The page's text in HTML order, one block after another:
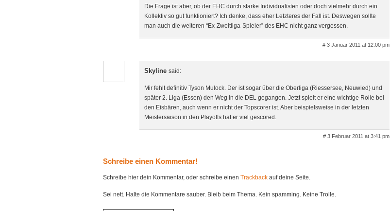
Die Frage ist aber, ob der EHC durch starke Individualisten oder doch vielmehr durch ein
Kollektiv so gut funktioniert? Ich denke, dass eher Letzteres der Fall ist. Deswegen sollte
man auch die weiteren “Ex-Zweitliga-Spieler” des EHC nicht ganz vergessen.
# 3 Januar 2011 at 12:00 pm
Skyline said:
Mir fehlt definitiv Tyson Mulock. Der ist sogar über die Oberliga (Riessersee, Neuwied) und
später 2. Liga (Essen) den Weg in die DEL gegangen. Jetzt spielt er eine wichtige Rolle bei
den Eisbären, auch wenn er nicht der Topscorer ist. Aber beispielsweise in der letzten
Meistersaison in den Playoffs hat er viel gescored.
# 3 Februar 2011 at 3:41 pm
Schreibe einen Kommentar!
Schreibe hier dein Kommentar, oder schreibe einen Trackback auf deine Seite.
Sei nett. Halte die Kommentare sauber. Bleib beim Thema. Kein spamming. Keine Trolle.